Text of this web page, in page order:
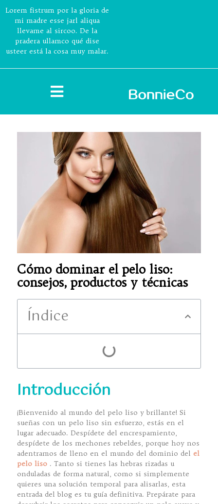
Lorem fistrum por la gloria de
mi madre esse jarl aliqua
llevame al sircoo. De la
pradera ullamco qué dise
usteer está la cosa muy malar.
Cómo dominar el pelo liso:
consejos, productos y técnicas
Índice
Introducción
¡Bienvenido al mundo del pelo liso y brillante! Si
sueñas con un pelo liso sin esfuerzo, estás en el
lugar adecuado. Despídete del encrespamiento,
despídete de los mechones rebeldes, porque hoy nos
adentramos de lleno en el mundo del dominio del el
pelo liso . Tanto si tienes las hebras rizadas u
onduladas de forma natural, como si simplemente
quieres una solución temporal para alisarlas, esta
entrada del blog es tu guía definitiva. Prepárate para